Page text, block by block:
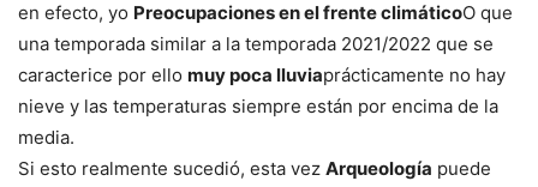
en efecto, yo Preocupaciones en el frente climáticoO que
una temporada similar a la temporada 2021/2022 que se
caracterice por ello muy poca lluviaprácticamente no hay
nieve y las temperaturas siempre están por encima de la
media.
Si esto realmente sucedió, esta vez Arqueología puede